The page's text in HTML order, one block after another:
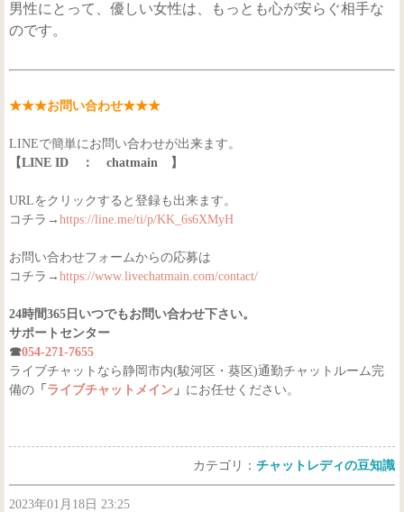
男性にとって、優しい女性は、もっとも心が安らぐ相手な
のです。
★★★お問い合わせ★★★
LINEで簡単にお問い合わせが出来ます。
【LINE ID ： chatmain 】
URLをクリックすると登録も出来ます。
コチラ→ https://line.me/ti/p/KK_6s6XMyH
お問い合わせフォームからの応募は
コチラ→ https://www.livechatmain.com/contact/
24時間365日いつでもお問い合わせ下さい。
サポートセンター
☎054-271-7655
ライブチャットなら静岡市内(駿河区・葵区)通勤チャットルーム完
備の 「 ライブチャットメイン 」 にお任せください。
カテゴリ： チャットレディの豆知識
2023年01月18日 23:25